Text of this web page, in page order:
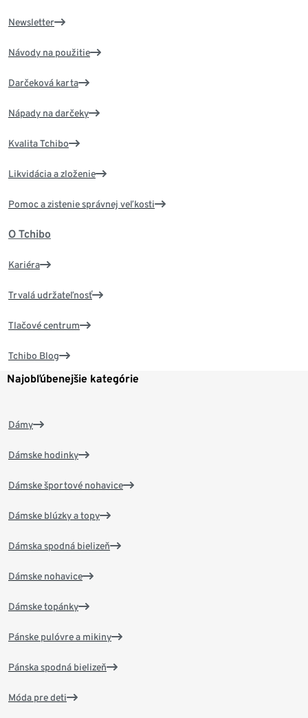
Newsletter
Návody na použitie
Darčeková karta
Nápady na darčeky
Kvalita Tchibo
Likvidácia a zloženie
Pomoc a zistenie správnej veľkosti
O Tchibo
Kariéra
Trvalá udržateľnosť
Tlačové centrum
Tchibo Blog
Najobľúbenejšie kategórie
Dámy
Dámske hodinky
Dámske športové nohavice
Dámske blúzky a topy
Dámska spodná bielizeň
Dámske nohavice
Dámske topánky
Pánske pulóvre a mikiny
Pánska spodná bielizeň
Móda pre deti